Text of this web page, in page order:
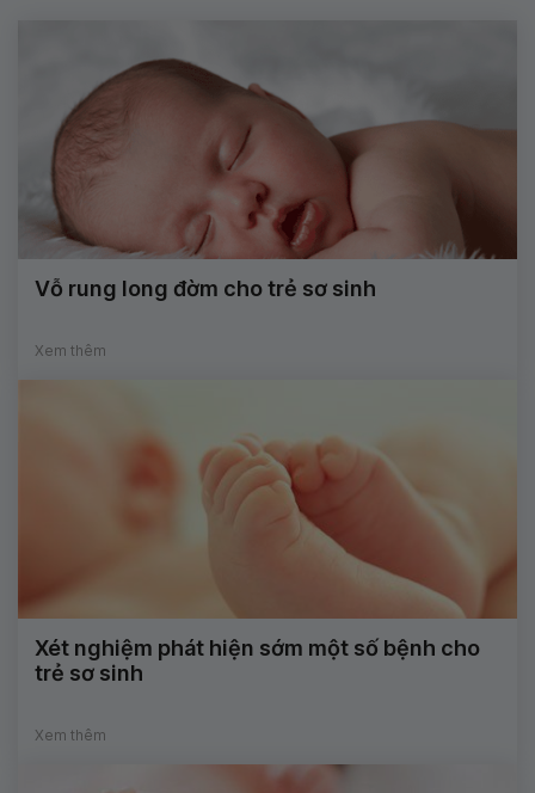
Vỗ rung long đờm cho trẻ sơ sinh
Xem thêm
Xét nghiệm phát hiện sớm một số bệnh cho
trẻ sơ sinh
Xem thêm